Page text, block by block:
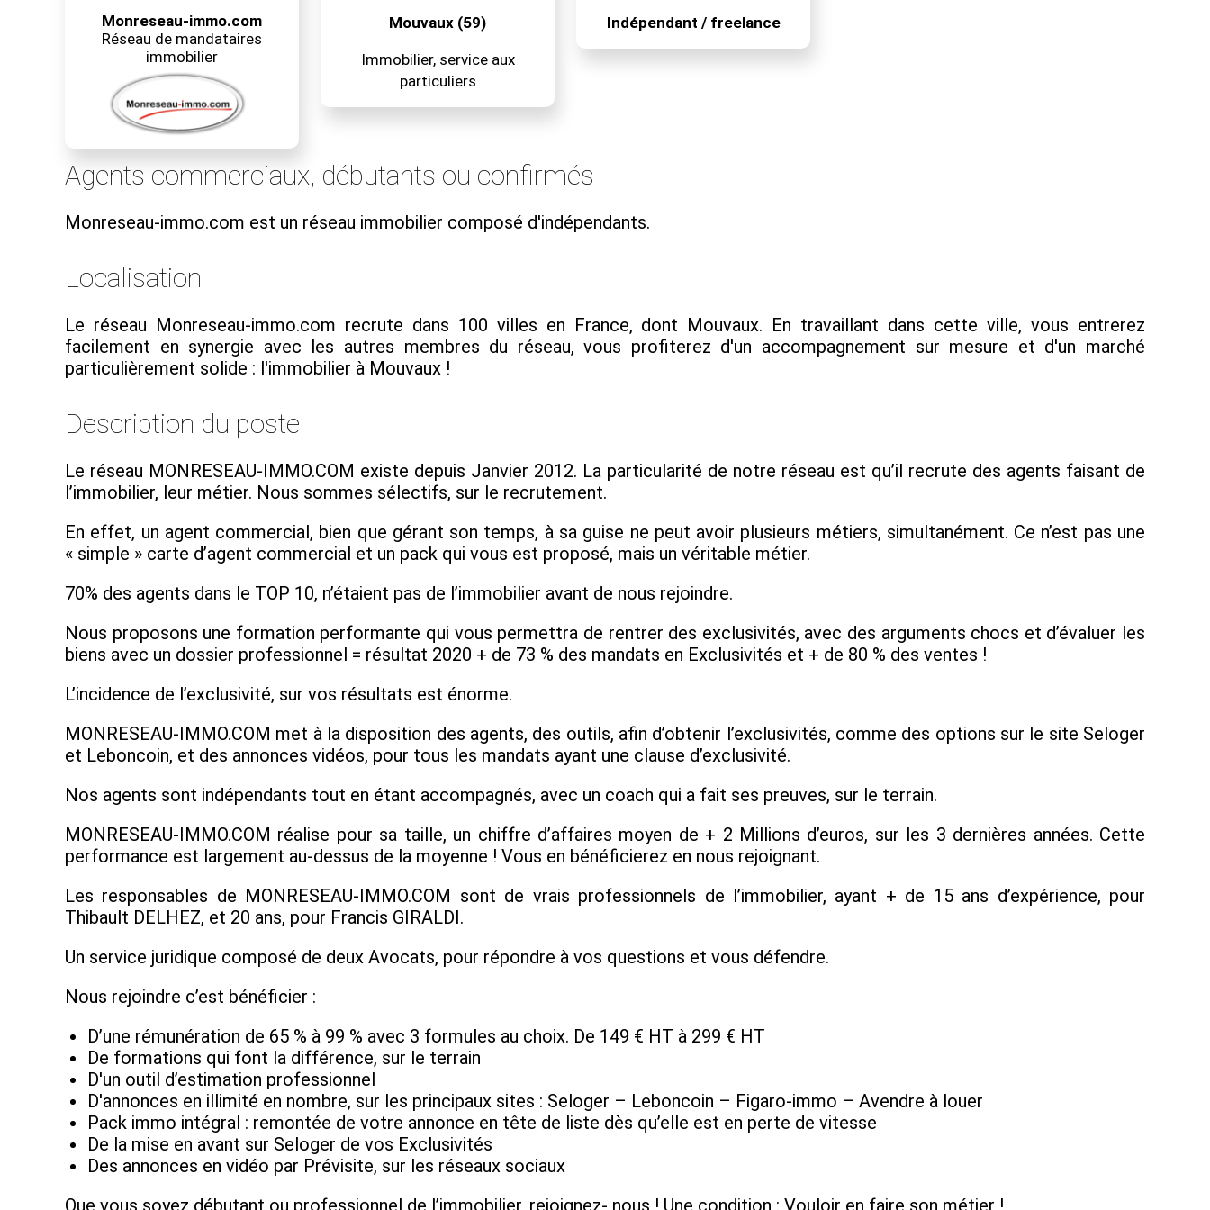
Monreseau-immo.com
Réseau de mandataires
immobilier
Mouvaux (59)
Immobilier, service aux
particuliers
Indépendant / freelance
Agents commerciaux, débutants ou confirmés
Monreseau-immo.com est un réseau immobilier composé d'indépendants.
Localisation
Le réseau Monreseau-immo.com recrute dans 100 villes en France, dont Mouvaux. En travaillant dans cette ville, vous entrerez
facilement en synergie avec les autres membres du réseau, vous profiterez d'un accompagnement sur mesure et d'un marché
particulièrement solide : l'immobilier à Mouvaux !
Description du poste
Le réseau MONRESEAU-IMMO.COM existe depuis Janvier 2012. La particularité de notre réseau est qu’il recrute des agents faisant de
l’immobilier, leur métier. Nous sommes sélectifs, sur le recrutement.
En effet, un agent commercial, bien que gérant son temps, à sa guise ne peut avoir plusieurs métiers, simultanément. Ce n’est pas une
« simple » carte d’agent commercial et un pack qui vous est proposé, mais un véritable métier.
70% des agents dans le TOP 10, n’étaient pas de l’immobilier avant de nous rejoindre.
Nous proposons une formation performante qui vous permettra de rentrer des exclusivités, avec des arguments chocs et d’évaluer les
biens avec un dossier professionnel = résultat 2020 + de 73 % des mandats en Exclusivités et + de 80 % des ventes !
L’incidence de l’exclusivité, sur vos résultats est énorme.
MONRESEAU-IMMO.COM met à la disposition des agents, des outils, afin d’obtenir l’exclusivités, comme des options sur le site Seloger
et Leboncoin, et des annonces vidéos, pour tous les mandats ayant une clause d’exclusivité.
Nos agents sont indépendants tout en étant accompagnés, avec un coach qui a fait ses preuves, sur le terrain.
MONRESEAU-IMMO.COM réalise pour sa taille, un chiffre d’affaires moyen de + 2 Millions d’euros, sur les 3 dernières années. Cette
performance est largement au-dessus de la moyenne ! Vous en bénéficierez en nous rejoignant.
Les responsables de MONRESEAU-IMMO.COM sont de vrais professionnels de l’immobilier, ayant + de 15 ans d’expérience, pour
Thibault DELHEZ, et 20 ans, pour Francis GIRALDI.
Un service juridique composé de deux Avocats, pour répondre à vos questions et vous défendre.
Nous rejoindre c’est bénéficier :
D’une rémunération de 65 % à 99 % avec 3 formules au choix. De 149 € HT à 299 € HT
De formations qui font la différence, sur le terrain
D'un outil d’estimation professionnel
D'annonces en illimité en nombre, sur les principaux sites : Seloger – Leboncoin – Figaro-immo – Avendre à louer
Pack immo intégral : remontée de votre annonce en tête de liste dès qu’elle est en perte de vitesse
De la mise en avant sur Seloger de vos Exclusivités
Des annonces en vidéo par Prévisite, sur les réseaux sociaux
Que vous soyez débutant ou professionnel de l’immobilier, rejoignez- nous ! Une condition : Vouloir en faire son métier !